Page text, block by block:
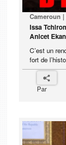
Cameroun
Issa
Anicet
C’est un
fort de
Par